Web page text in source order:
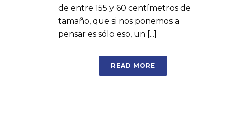
de entre 155 y 60 centímetros de
tamaño, que si nos ponemos a
pensar es sólo eso, un [...]
READ MORE